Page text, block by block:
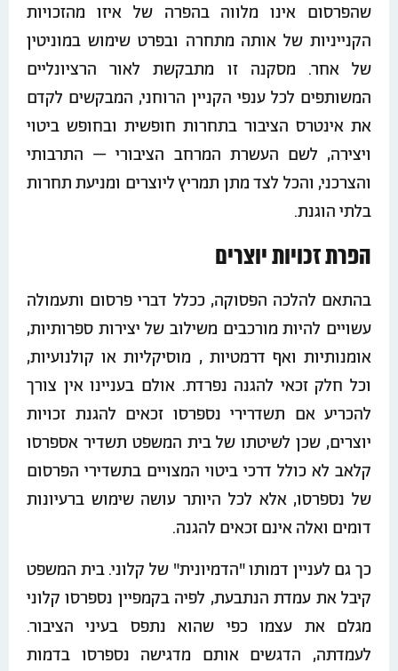
שהפרסום אינו מלווה בהפרה של איזו מהזכויות
הקנייניות של אותה מתחרה ובפרט שימוש במוניטין
של אחר. מסקנה זו מתבקשת לאור הרציונליים
המשותפים לכל ענפי הקניין הרוחני, המבקשים לקדם
את אינטרס הציבור בתחרות חופשית ובחופש ביטוי
ויצירה, לשם העשרת המרחב הציבורי – התרבותי
והצרכני, והכל לצד מתן תמריץ ליוצרים ומניעת תחרות
בלתי הוגנת.
הפרת זכויות יוצרים
בהתאם להלכה הפסוקה, ככלל דברי פרסום ותעמולה
עשויים להיות מורכבים משילוב של יצירות ספרותיות,
אומנותיות ואף דרמטיות , מוסיקליות או קולנועיות,
וכל חלק זכאי להגנה נפרדת. אולם בעניינו אין צורך
להכריע אם תשדרירי נספרסו זכאים להגנת זכויות
יוצרים, שכן לשיטתו של בית המשפט תשדיר אספרסו
קלאב לא כולל דרכי ביטוי המצויים בתשדירי הפרסום
של נספרסו, אלא לכל היותר עושה שימוש ברעיונות
דומים ואלה אינם זכאים להגנה.
כך גם לעניין דמותו "הדמיונית" של קלוני. בית המשפט
קיבל את עמדת הנתבעת, לפיה בקמפיין נספרסו קלוני
מגלם את עצמו כפי שהוא נתפס בעיני הציבור.
לעמדתה, הדגשים אותם מדגישה נספרסו בדמות